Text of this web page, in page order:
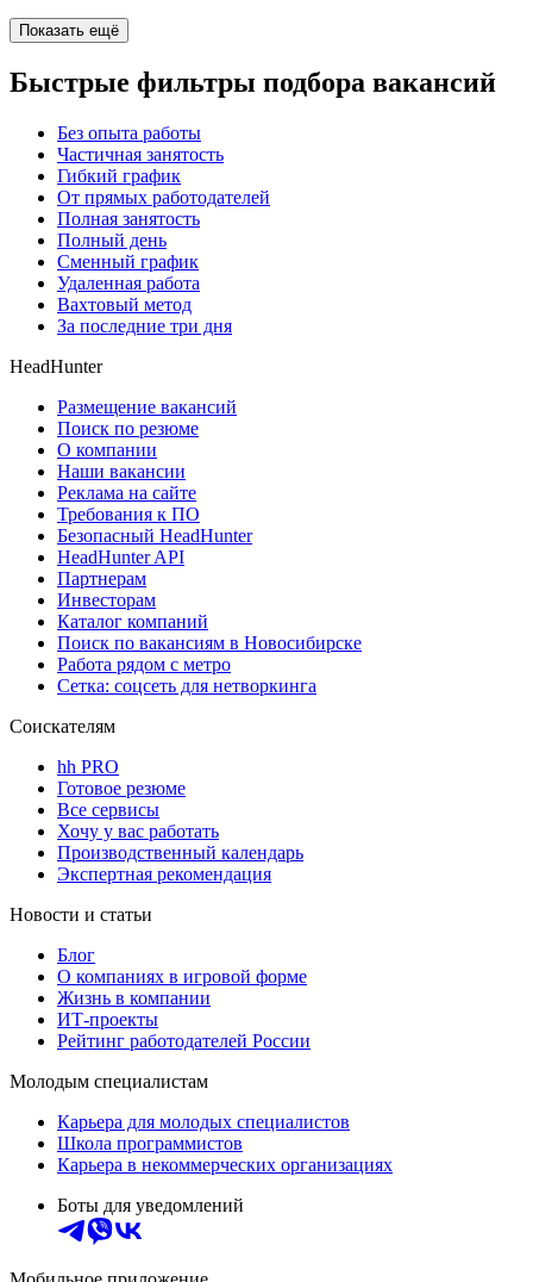
Показать ещё
Быстрые фильтры подбора вакансий
Без опыта работы
Частичная занятость
Гибкий график
От прямых работодателей
Полная занятость
Полный день
Сменный график
Удаленная работа
Вахтовый метод
За последние три дня
HeadHunter
Размещение вакансий
Поиск по резюме
О компании
Наши вакансии
Реклама на сайте
Требования к ПО
Безопасный HeadHunter
HeadHunter API
Партнерам
Инвесторам
Каталог компаний
Поиск по вакансиям в Новосибирске
Работа рядом с метро
Сетка: соцсеть для нетворкинга
Соискателям
hh PRO
Готовое резюме
Все сервисы
Хочу у вас работать
Производственный календарь
Экспертная рекомендация
Новости и статьи
Блог
О компаниях в игровой форме
Жизнь в компании
ИТ-проекты
Рейтинг работодателей России
Молодым специалистам
Карьера для молодых специалистов
Школа программистов
Карьера в некоммерческих организациях
Боты для уведомлений